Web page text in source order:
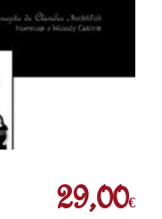
29,00€